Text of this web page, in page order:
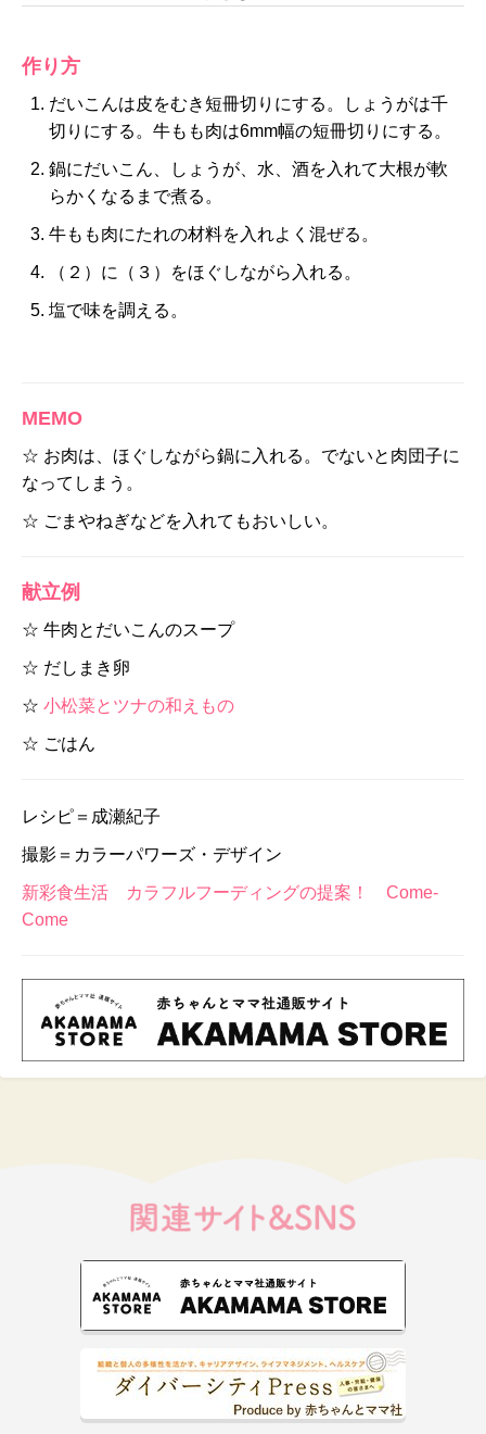
作り方
だいこんは皮をむき短冊切りにする。しょうがは千
切りにする。牛もも肉は6mm幅の短冊切りにする。
鍋にだいこん、しょうが、水、酒を入れて大根が軟
らかくなるまで煮る。
牛もも肉にたれの材料を入れよく混ぜる。
（２）に（３）をほぐしながら入れる。
塩で味を調える。
MEMO
☆ お肉は、ほぐしながら鍋に入れる。でないと肉団子に
なってしまう。
☆ ごまやねぎなどを入れてもおいしい。
献立例
☆ 牛肉とだいこんのスープ
☆ だしまき卵
☆ 小松菜とツナの和えもの
☆ ごはん
レシピ＝成瀬紀子
撮影＝カラーパワーズ・デザイン
新彩食生活 カラフルフーディングの提案！ Come-
Come